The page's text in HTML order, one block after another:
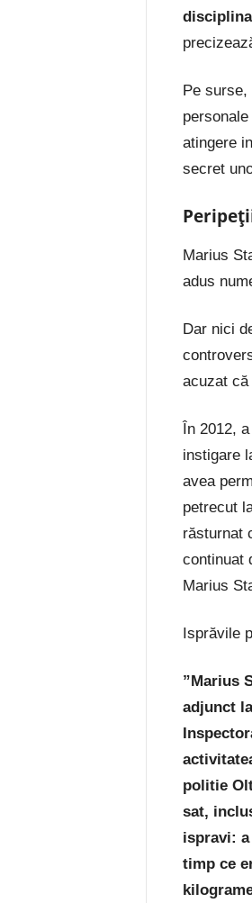
Pe
atingere
secret
Marius
adus
Dar nici
acuzat
În 2012,
instigare
avea
petrecut
răsturnat
continuat
Marius
Isprăvile
”Marius
adjunct
politie
sat,
ispravi:
timp ce